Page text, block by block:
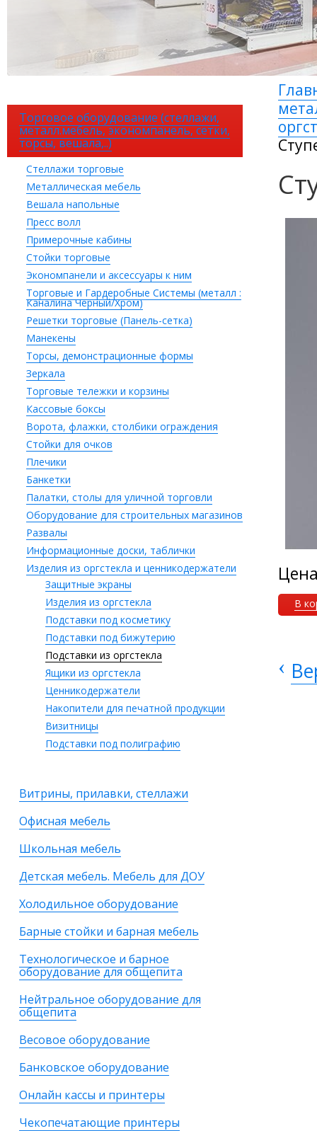
Торговое оборудование (стеллажи,
металл.мебель, экономпанель, сетки,
торсы, вешала,..)
Стеллажи торговые
Металлическая мебель
Вешала напольные
Пресс волл
Примерочные кабины
Стойки торговые
Экономпанели и аксессуары к ним
Торговые и Гардеробные Системы (металл :
Каналина Черный/Хром)
Решетки торговые (Панель-сетка)
Манекены
Торсы, демонстрационные формы
Зеркала
Торговые тележки и корзины
Кассовые боксы
Ворота, флажки, столбики ограждения
Стойки для очков
Плечики
Банкетки
Палатки, столы для уличной торговли
Оборудование для строительных магазинов
Развалы
Информационные доски, таблички
Изделия из оргстекла и ценникодержатели
Защитные экраны
Изделия из оргстекла
Подставки под косметику
Подставки под бижутерию
Подставки из оргстекла
Ящики из оргстекла
Ценникодержатели
Накопители для печатной продукции
Визитницы
Подставки под полиграфию
Витрины, прилавки, стеллажи
Офисная мебель
Школьная мебель
Детская мебель. Мебель для ДОУ
Холодильное оборудование
Барные стойки и барная мебель
Технологическое и барное
оборудование для общепита
Нейтральное оборудование для
общепита
Весовое оборудование
Банковское оборудование
Онлайн кассы и принтеры
Чекопечатающие принтеры
В
‹